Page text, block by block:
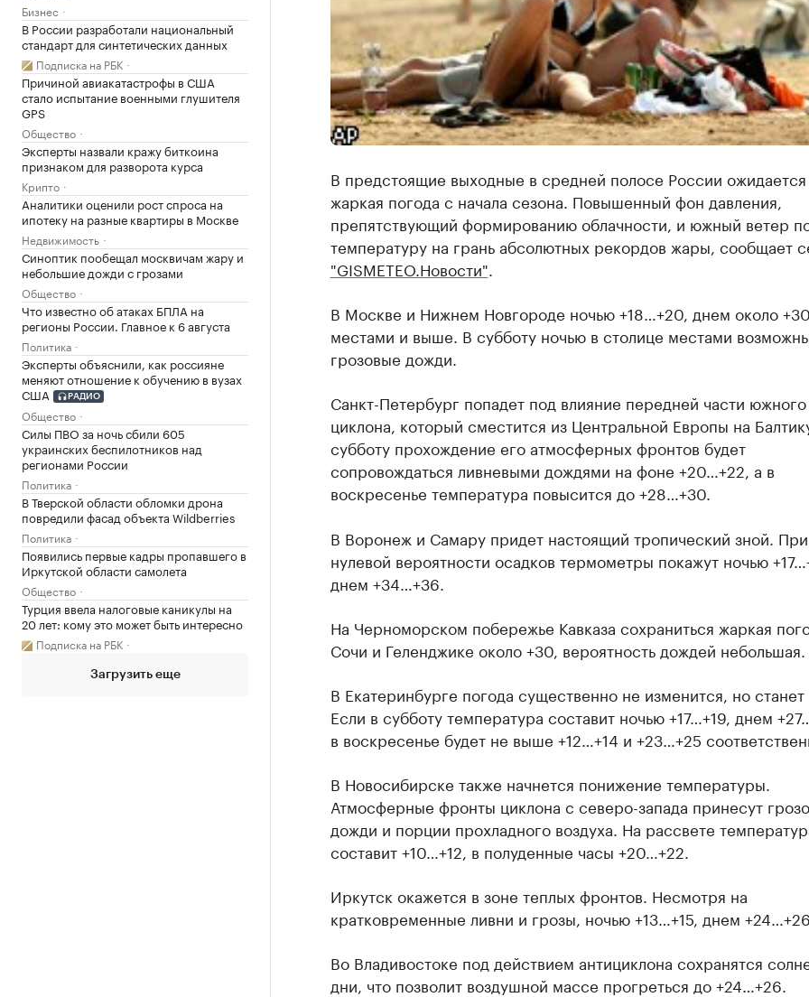
Бизнес
В России разработали национальный
стандарт для синтетических данных
Подписка на РБК
Причиной авиакатастрофы в США
стало испытание военными глушителя
GPS
Общество
Эксперты назвали кражу биткоина
признаком для разворота курса
Крипто
Аналитики оценили рост спроса на
ипотеку на разные квартиры в Москве
Недвижимость
Синоптик пообещал москвичам жару и
небольшие дожди с грозами
Общество
Что известно об атаках БПЛА на
регионы России. Главное к 6 августа
Политика
Эксперты объяснили, как россияне
меняют отношение к обучению в вузах
США
РАДИО
Общество
Силы ПВО за ночь сбили 605
украинских беспилотников над
регионами России
Политика
В Тверской области обломки дрона
повредили фасад объекта Wildberries
Политика
Появились первые кадры пропавшего в
Иркутской области самолета
Общество
Турция ввела налоговые каникулы на
20 лет: кому это может быть интересно
Подписка на РБК
Загрузить еще
В предстоящие выходные в средней полосе России
жаркая погода с начала сезона. Повышенный фон давления,
препятствующий формированию облачности, и южный ветер
температуру на грань абсолютных рекордов жары, сообщает
"GISMETEO.Новости"
В Москве и Нижнем Новгороде ночью +18…+20, днем около
местами и выше. В субботу ночью в столице местами
грозовые дожди.
Санкт-Петербург попадет под влияние передней части южного
циклона, который сместится из Центральной Европы на
субботу прохождение его атмосферных фронтов будет
сопровождаться ливневыми дождями на фоне +20…+22, а в
воскресенье температура повысится до +28…+30.
В Воронеж и Самару придет настоящий тропический зной. При
нулевой вероятности осадков термометры покажут ночью
днем +34…+36.
На Черноморском побережье Кавказа сохраниться жаркая
Сочи и Геленджике около +30, вероятность дождей небольшая.
В Екатеринбурге погода существенно не изменится, но станет
Если в субботу температура составит ночью +17…+19, днем
в воскресенье будет не выше +12…+14 и +23…+25
В Новосибирске также начнется понижение температуры.
Атмосферные фронты циклона с северо-запада принесут
дожди и порции прохладного воздуха. На рассвете
составит +10…+12, в полуденные часы +20…+22.
Иркутск окажется в зоне теплых фронтов. Несмотря на
кратковременные ливни и грозы, ночью +13…+15, днем +24…+26.
Во Владивостоке под действием антициклона сохранятся
дни, что позволит воздушной массе прогреться до +24…+26.